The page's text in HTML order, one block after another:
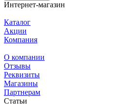
Интернет-магазин
Каталог
Акции
Компания
О компании
Отзывы
Реквизиты
Магазины
Партнерам
Статьи